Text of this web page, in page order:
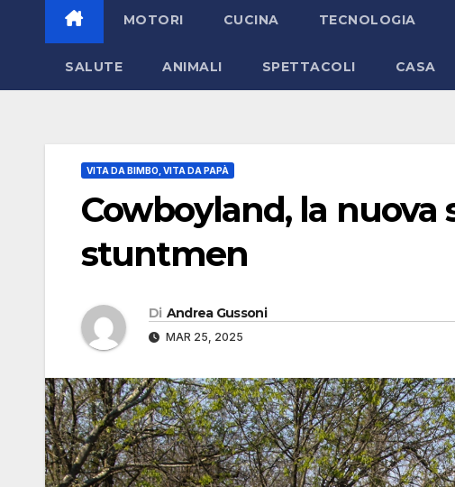
MOTORI CUCINA TECNOLOGIA
SALUTE ANIMALI SPETTACOLI CASA
VITA DA BIMBO, VITA DA PAPÀ
Cowboyland, la
stuntmen
Di Andrea Gussoni
MAR 25, 2025